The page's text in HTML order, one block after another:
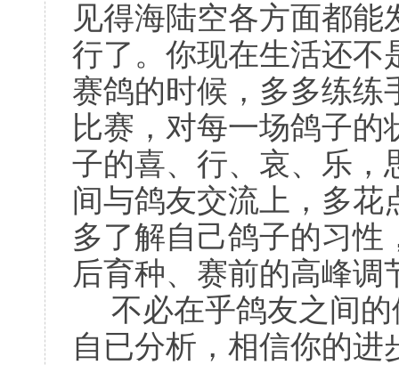
见得海陆空各方面都
行了。你现在生活还不
赛鸽的时候，多多练练
比赛，对每一场鸽子
子的喜、行、哀、乐，
间与鸽友交流上，多花
多了解自己鸽子的习性
后育种、赛前的高峰
不必在乎鸽友之间的
自已分析，相信你的